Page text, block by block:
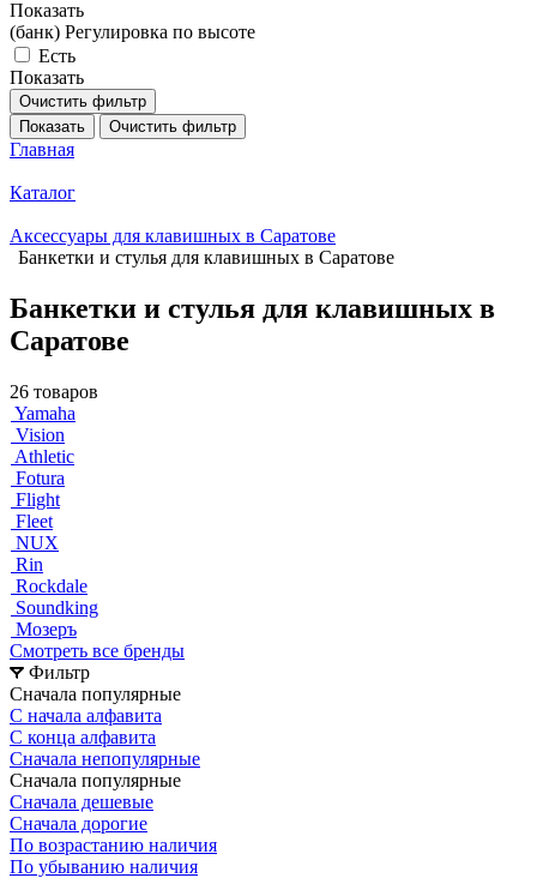
Показать
(банк) Регулировка по высоте
Есть
Показать
Очистить фильтр
Показать
Очистить фильтр
Главная
Каталог
Аксессуары для клавишных в Саратове
Банкетки и стулья для клавишных в Саратове
Банкетки и стулья для клавишных в
Саратове
26 товаров
Yamaha
Vision
Athletic
Fotura
Flight
Fleet
NUX
Rin
Rockdale
Soundking
Мозеръ
Смотреть все бренды
Фильтр
Сначала популярные
С начала алфавита
С конца алфавита
Сначала непопулярные
Сначала популярные
Сначала дешевые
Сначала дорогие
По возрастанию наличия
По убыванию наличия